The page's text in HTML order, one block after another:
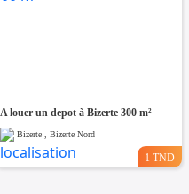
A louer un depot à Bizerte 300 m²
Bizerte , Bizerte Nord
1 TND